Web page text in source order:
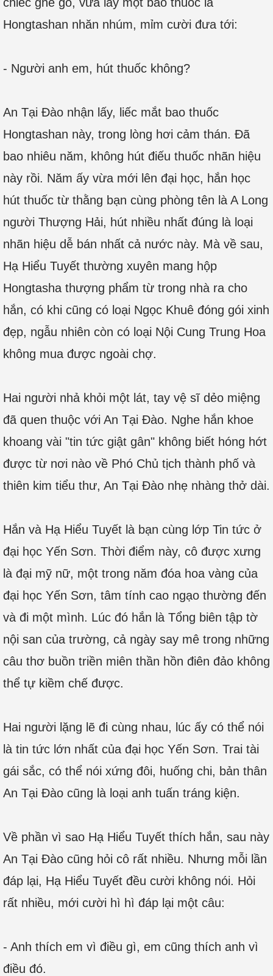
Hongtashan nhăn nhúm, mỉm cười đưa tới:
- Người anh em, hút thuốc không?
An Tại Đào nhận lấy, liếc mắt bao thuốc
Hongtashan này, trong lòng hơi cảm thán. Đã
bao nhiêu năm, không hút điếu thuốc nhãn hiệu
này rồi. Năm ấy vừa mới lên đại học, hắn học
hút thuốc từ thằng bạn cùng phòng tên là A Long
người Thượng Hải, hút nhiều nhất đúng là loại
nhãn hiệu dễ bán nhất cả nước này. Mà về sau,
Hạ Hiểu Tuyết thường xuyên mang hộp
Hongtasha thượng phẩm từ trong nhà ra cho
hắn, có khi cũng có loại Ngọc Khuê đóng gói xinh
đẹp, ngẫu nhiên còn có loại Nội Cung Trung Hoa
không mua được ngoài chợ.
Hai người nhả khỏi một lát, tay vệ sĩ dẻo miệng
đã quen thuộc với An Tại Đào. Nghe hắn khoe
khoang vài "tin tức giật gân" không biết hóng hớt
được từ nơi nào về Phó Chủ tịch thành phố và
thiên kim tiểu thư, An Tại Đào nhẹ nhàng thở dài.
Hắn và Hạ Hiểu Tuyết là bạn cùng lớp Tin tức ở
đại học Yến Sơn. Thời điểm này, cô được xưng
là đại mỹ nữ, một trong năm đóa hoa vàng của
đại học Yến Sơn, tâm tính cao ngạo thường đến
và đi một mình. Lúc đó hắn là Tổng biên tập tờ
nội san của trường, cả ngày say mê trong những
câu thơ buồn triền miên thần hồn điên đảo không
thể tự kiềm chế được.
Hai người lặng lẽ đi cùng nhau, lúc ấy có thể nói
là tin tức lớn nhất của đại học Yến Sơn. Trai tài
gái sắc, có thể nói xứng đôi, huống chi, bản thân
An Tại Đào cũng là loại anh tuấn tráng kiện.
Về phần vì sao Hạ Hiểu Tuyết thích hắn, sau này
An Tại Đào cũng hỏi cô rất nhiều. Nhưng mỗi lần
đáp lại, Hạ Hiểu Tuyết đều cười không nói. Hỏi
rất nhiều, mới cười hì hì đáp lại một câu:
- Anh thích em vì điều gì, em cũng thích anh vì
điều đó.